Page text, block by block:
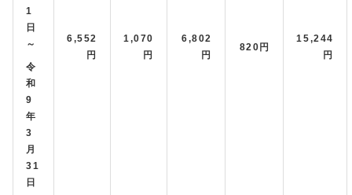
1
日
～
令
和
9
年
3
月
31
日
6,552
円
1,070
円
6,802
円
820円
15,244
円